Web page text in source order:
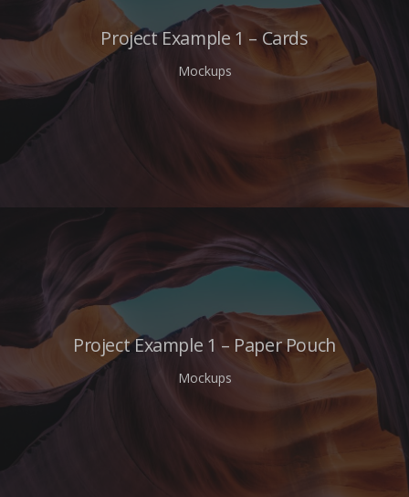
Project Example 1 – Cards
Mockups
Project Example 1 – Paper Pouch
Mockups